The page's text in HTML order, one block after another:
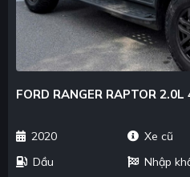
FORD RANGER RAPTOR
2020 Xe cũ
Dầu
Nhập